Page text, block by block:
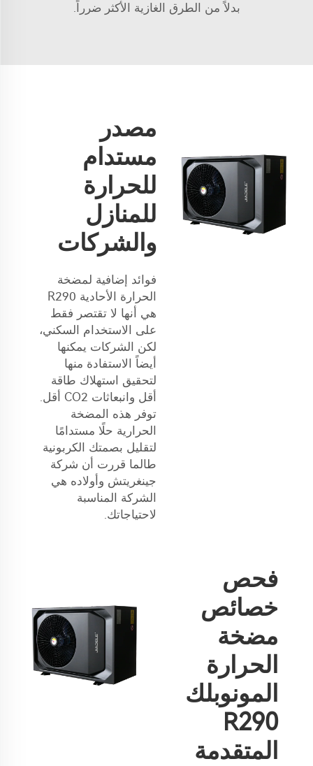
بدلاً من الطرق الغازية الأكثر ضرراً.
مصدر
مستدام
للحرارة
للمنازل
والشركات
فوائد إضافية لمضخة
الحرارة الأحادية R290
هي أنها لا تقتصر فقط
على الاستخدام السكني،
لكن الشركات يمكنها
أيضاً الاستفادة منها
لتحقيق استهلاك طاقة
أقل وانبعاثات CO2 أقل.
توفر هذه المضخة
الحرارية حلًا مستدامًا
لتقليل بصمتك الكربونية
طالما قررت أن شركة
جينغريتش وأولاده هي
الشركة المناسبة
لاحتياجاتك.
فحص
خصائص
مضخة
الحرارة
المونوبلك
R290
المتقدمة